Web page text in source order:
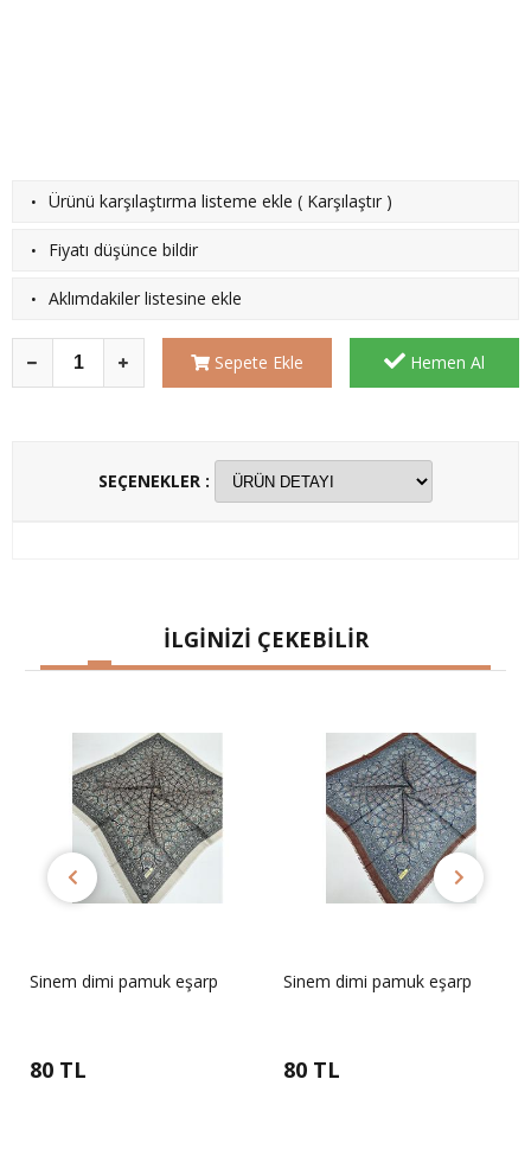
· Ürünü karşılaştırma listeme ekle ( Karşılaştır )
· Fiyatı düşünce bildir
· Aklımdakiler listesine ekle
Sepete Ekle Hemen Al
SEÇENEKLER :
İLGİNİZİ ÇEKEBİLİR
Sinem dimi pamuk eşarp
80 TL
Sinem dimi pamuk eşarp
80 TL